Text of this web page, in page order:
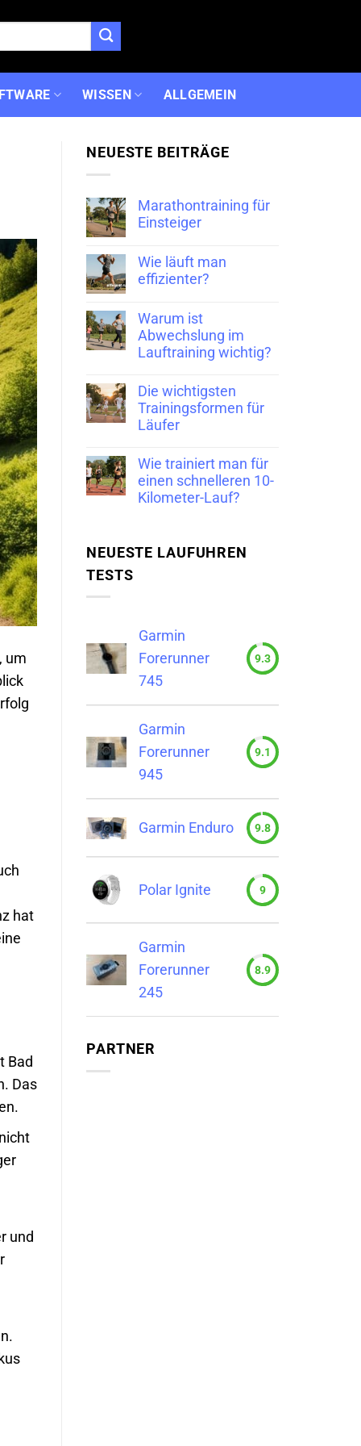
WISSEN ALLGEMEIN
um
hat
Bad
Das
und
NEUESTE BEITRÄGE
Marathontraining für
Einsteiger
Wie läuft man
effizienter?
Warum ist
Abwechslung im
Lauftraining wichtig?
Die wichtigsten
Trainingsformen für
Läufer
Wie trainiert man für
einen schnelleren 10-
Kilometer-Lauf?
NEUESTE LAUFUHREN
TESTS
Garmin
Forerunner
745
9.3
Garmin
Forerunner
945
9.1
Garmin Enduro 9.8
Polar Ignite 9
Garmin
Forerunner
245
8.9
PARTNER